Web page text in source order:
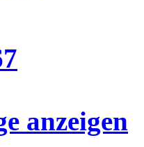
anzeigen